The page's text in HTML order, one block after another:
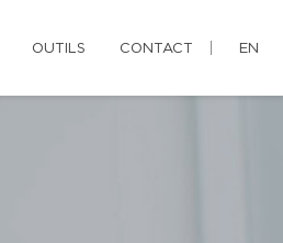
OUTILS CONTACT EN